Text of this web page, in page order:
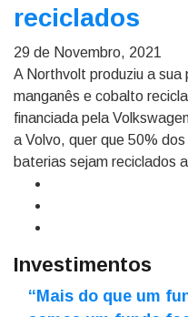
reciclados
29 de Novembro, 2021
A Northvolt produziu a sua
manganês e cobalto
financiada pela
a Volvo, quer que 50%
baterias sejam reciclados
Investimentos
“Mais do que um